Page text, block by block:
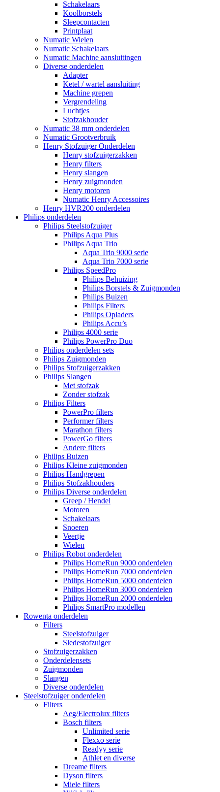
Schakelaars
Koolborstels
Sleepcontacten
Printplaat
Numatic Wielen
Numatic Schakelaars
Numatic Machine aansluitingen
Diverse onderdelen
Adapter
Ketel / wartel aansluiting
Machine grepen
Vergrendeling
Luchtjes
Stofzakhouder
Numatic 38 mm onderdelen
Numatic Grootverbruik
Henry Stofzuiger Onderdelen
Henry stofzuigerzakken
Henry filters
Henry slangen
Henry zuigmonden
Henry motoren
Numatic Henry Accessoires
Henry HVR200 onderdelen
Philips onderdelen
Philips Steelstofzuiger
Philips Aqua Plus
Philips Aqua Trio
Aqua Trio 9000 serie
Aqua Trio 7000 serie
Philips SpeedPro
Philips Behuizing
Philips Borstels & Zuigmonden
Philips Buizen
Philips Filters
Philips Opladers
Philips Accu’s
Philips 4000 serie
Philips PowerPro Duo
Philips onderdelen sets
Philips Zuigmonden
Philips Stofzuigerzakken
Philips Slangen
Met stofzak
Zonder stofzak
Philips Filters
PowerPro filters
Performer filters
Marathon filters
PowerGo filters
Andere filters
Philips Buizen
Philips Kleine zuigmonden
Philips Handgrepen
Philips Stofzakhouders
Philips Diverse onderdelen
Greep / Hendel
Motoren
Schakelaars
Snoeren
Veertje
Wielen
Philips Robot onderdelen
Philips HomeRun 9000 onderdelen
Philips HomeRun 7000 onderdelen
Philips HomeRun 5000 onderdelen
Philips HomeRun 3000 onderdelen
Philips HomeRun 2000 onderdelen
Philips SmartPro modellen
Rowenta onderdelen
Filters
Steelstofzuiger
Sledestofzuiger
Stofzuigerzakken
Onderdelensets
Zuigmonden
Slangen
Diverse onderdelen
Steelstofzuiger onderdelen
Filters
Aeg/Electrolux filters
Bosch filters
Unlimited serie
Flexxo serie
Readyy serie
Athlet en diverse
Dreame filters
Dyson filters
Miele filters